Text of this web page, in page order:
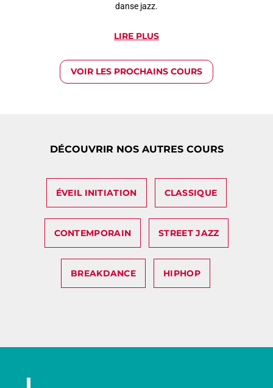
danse jazz.
LIRE PLUS
VOIR LES PROCHAINS COURS
DÉCOUVRIR NOS AUTRES COURS
ÉVEIL INITIATION CLASSIQUE
CONTEMPORAIN STREET JAZZ
BREAKDANCE HIPHOP